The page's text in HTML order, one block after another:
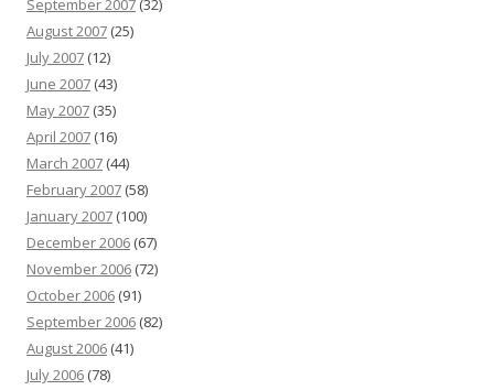
September 2007 (32)
August 2007 (25)
July 2007 (12)
June 2007 (43)
May 2007 (35)
April 2007 (16)
March 2007 (44)
February 2007 (58)
January 2007 (100)
December 2006 (67)
November 2006 (72)
October 2006 (91)
September 2006 (82)
August 2006 (41)
July 2006 (78)